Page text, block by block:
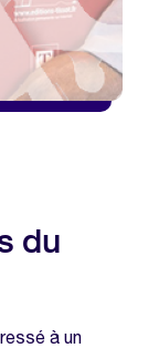
du
à un